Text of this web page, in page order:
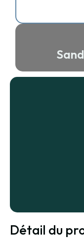
Détail du